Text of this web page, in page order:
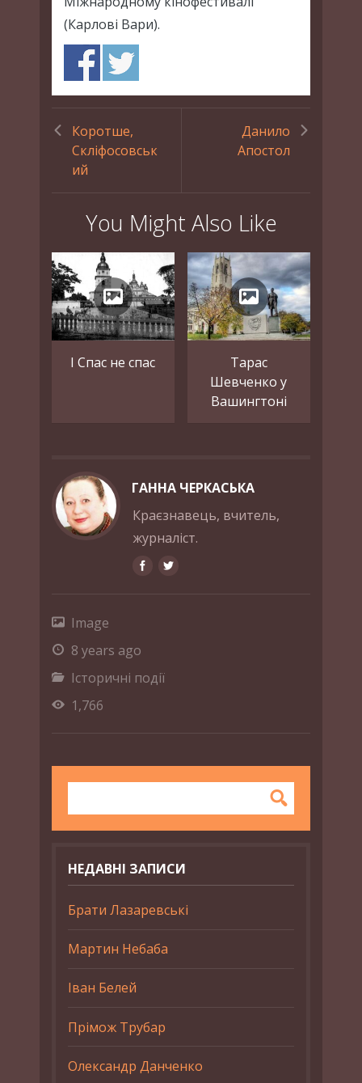
(Карлові Вари).
Коротше,
Скліфосовськ
ий
Данило
Апостол
You Might Also Like
І Спас не спас
Тарас
Шевченко у
Вашингтоні
ГАННА ЧЕРКАСЬКА
Краєзнавець, вчитель,
журналіст.
Image
8 years ago
Історичні події
1,766
НЕДАВНІ ЗАПИСИ
Брати Лазаревські
Мартин Небаба
Іван Белей
Прімож Трубар
Олександр Данченко